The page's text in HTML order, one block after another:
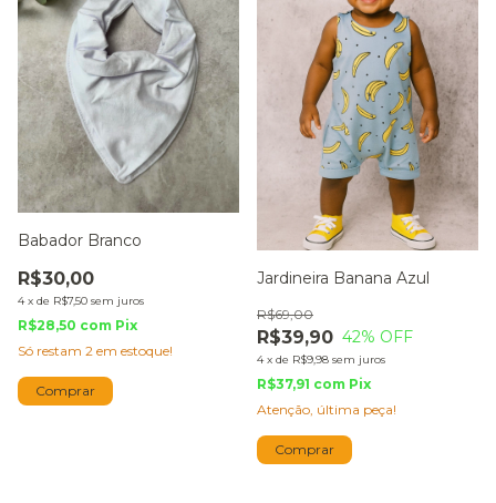
Babador Branco
R$30,00
4 x de R$7,50 sem juros
R$28,50 com Pix
Só restam 2 em estoque!
Jardineira Banana Azul
R$39,90
R$69,00
42% OFF
4 x de R$9,98 sem juros
R$37,91 com Pix
Atenção, última peça!
Comprar